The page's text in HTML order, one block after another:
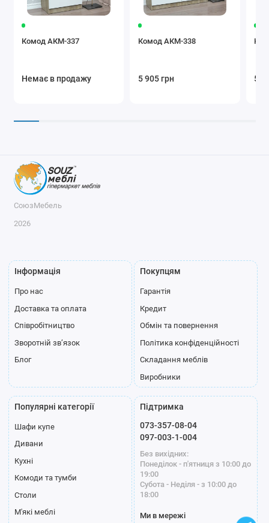
Комод АКМ-337
Немає в продажу
Комод АКМ-338
5 905 грн 5
СоюзМебель
2026
Інформація
Про нас
Доставка та оплата
Співробітництво
Зворотній зв’язок
Блог
Покупцям
Гарантія
Кредит
Обмін та повернення
Політика конфіденційності
Складання меблів
Виробники
Популярні категорії
Шафи купе
Дивани
Кухні
Комоди та тумби
Столи
М'які меблі
Підтримка
073-357-08-04
097-003-1-004
Без вихідних:
Понеділок - п'ятниця з 10:00 до
19:00
Субота - Неділя - з 10:00 до
18:00
Ми в мережі